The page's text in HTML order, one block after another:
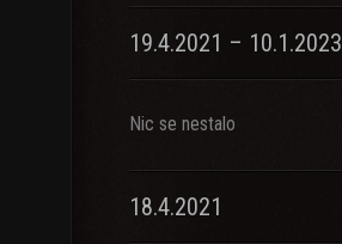
19.4.2021 – 10.1.2023
Nic se nestalo
18.4.2021